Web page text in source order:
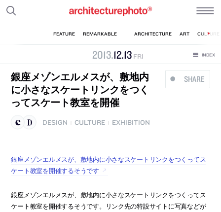
2013.12.13 FRI
SHARE
銀座メゾンエルメスが、敷地内
に小さなスケートリンクをつく
ってスケート教室を開催
DESIGN CULTURE EXHIBITION
銀座メゾンエルメスが、敷地内に小さなスケートリンクをつくってス
ケート教室を開催するそうです
銀座メゾンエルメスが、敷地内に小さなスケートリンクをつくってス
ケート教室を開催するそうです。リンク先の特設サイトに写真などが